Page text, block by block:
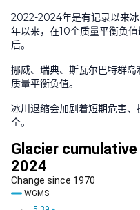
2022-2024年是有记录以来
年以来，在10个质量平衡负
后。
挪威、瑞典、斯瓦尔巴特群
质量平衡负值。
冰川退缩会加剧着短期危害
全。